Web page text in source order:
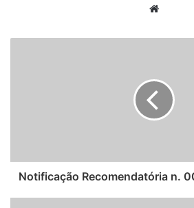
Website
Notificação Recomendatória n.